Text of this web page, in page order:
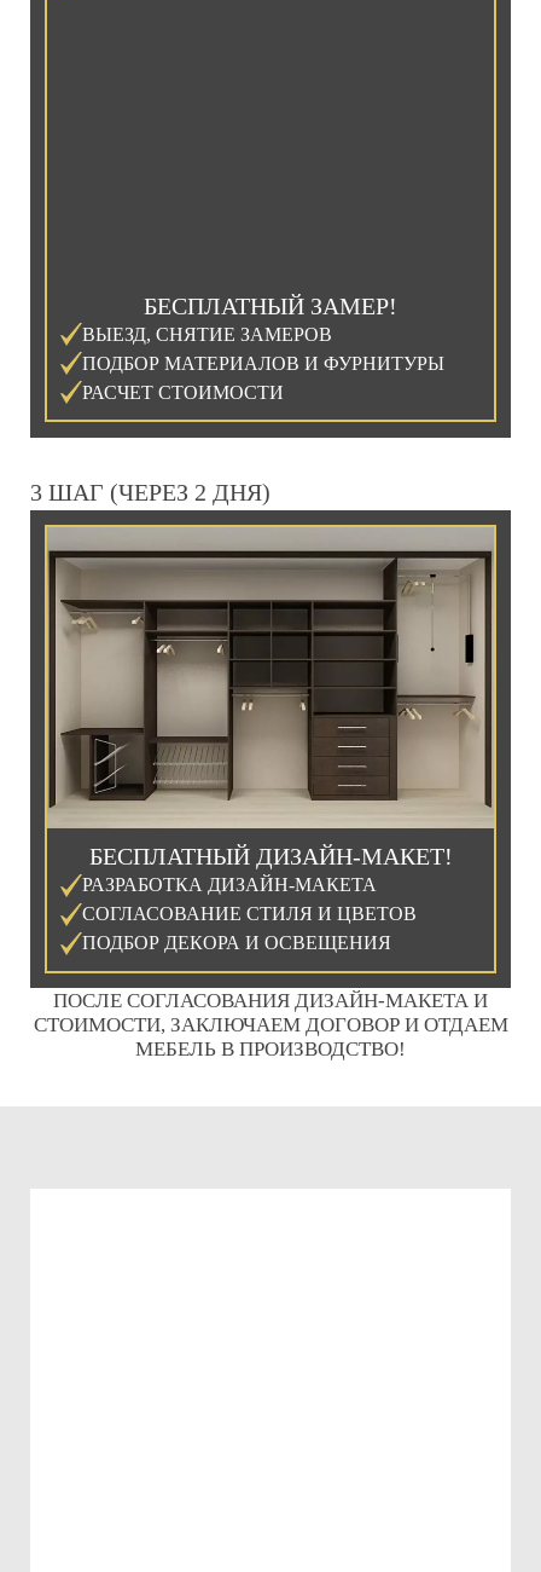
БЕСПЛАТНЫЙ ЗАМЕР!
ВЫЕЗД, СНЯТИЕ ЗАМЕРОВ
ПОДБОР МАТЕРИАЛОВ И ФУРНИТУРЫ
РАСЧЕТ СТОИМОСТИ
3 ШАГ (ЧЕРЕЗ 2 ДНЯ)
БЕСПЛАТНЫЙ ДИЗАЙН-МАКЕТ!
РАЗРАБОТКА ДИЗАЙН-МАКЕТА
СОГЛАСОВАНИЕ СТИЛЯ И ЦВЕТОВ
ПОДБОР ДЕКОРА И ОСВЕЩЕНИЯ
ПОСЛЕ СОГЛАСОВАНИЯ ДИЗАЙН-МАКЕТА И
СТОИМОСТИ, ЗАКЛЮЧАЕМ ДОГОВОР И ОТДАЕМ
МЕБЕЛЬ В ПРОИЗВОДСТВО!